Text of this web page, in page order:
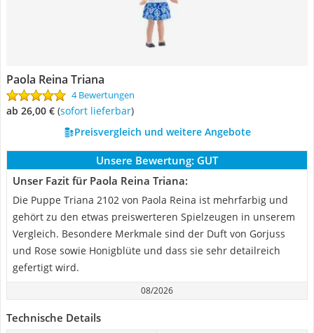
Paola Reina Triana
4 Bewertungen
ab 26,00 € ( Sofort lieferbar)
Preisvergleich und weitere Angebote
Unsere Bewertung: GUT
Unser Fazit für Paola Reina Triana:
Die Puppe Triana 2102 von Paola Reina ist mehrfarbig und
gehört zu den etwas preiswerteren Spielzeugen in unserem
Vergleich. Besondere Merkmale sind der Duft von Gorjuss
und Rose sowie Honigblüte und dass sie sehr detailreich
gefertigt wird.
08/2026
Technische Details